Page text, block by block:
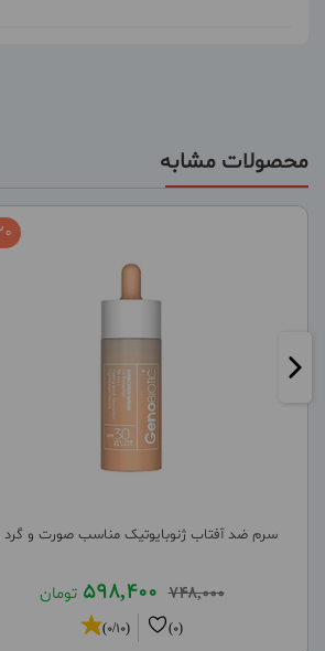
محصولات مشابه
سرم ضد آفتاب ژنوبایوتیک مناسب صورت و
748,000
598,400 تومان
%
(0)
(0/10)